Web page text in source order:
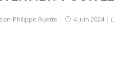
Philippe Ruette 4 juin 2024